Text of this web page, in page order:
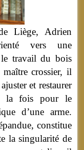
Liège, Adrien
vers une
le travail du bois
crossier, il
et restaurer
à la fois pour le
d’une arme.
constitue
la singularité de